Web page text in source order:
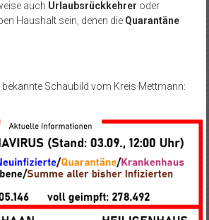
auch Urlaubsrückkehrer oder
Haushalt sein, denen die Quarantäne
Schaubild vom Kreis Mettmann: